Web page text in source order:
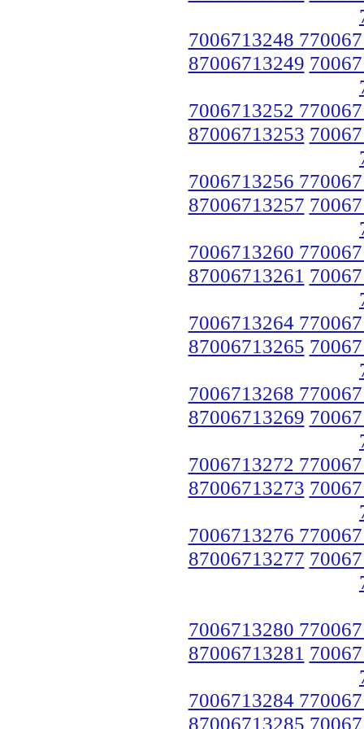
7006713248
87006713249
7006713252
87006713253
7006713256
87006713257
7006713260
87006713261
7006713264
87006713265
7006713268
87006713269
7006713272
87006713273
7006713276
87006713277
7006713280
87006713281
7006713284
87006713285